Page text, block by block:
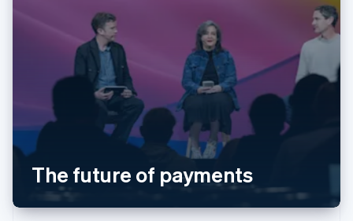
The future of payments
Belgien
NederlandsFrançaisDeutschEnglish
Brasilien
PortuguêsEnglish